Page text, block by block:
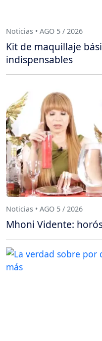
Noticias • AGO 5 / 2026
Kit de maquillaje
indispensables
Noticias • AGO 5 / 2026
Mhoni Vidente: